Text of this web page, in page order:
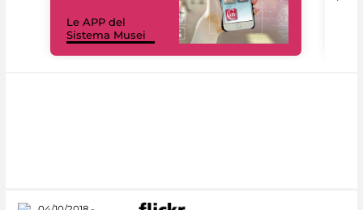
Le APP del
Sistema Musei